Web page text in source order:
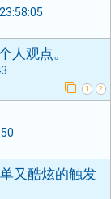
人观点。
1 2
又酷炫的触发